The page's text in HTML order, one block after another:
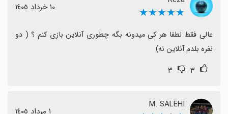
★★★★★ ١٠ خرداد ١٤٠٥
نفره بلدم آنلاین نه)
۳ ۳
M. SALEHI
١ مرداد ١٤٠٥